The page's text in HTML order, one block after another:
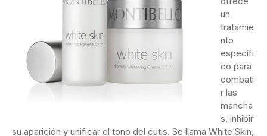
un
tratamie
nto
específi
co para
combati
r las
mancha
s, inhibir
su aparición y unificar el tono del cutis. Se llama White Skin,